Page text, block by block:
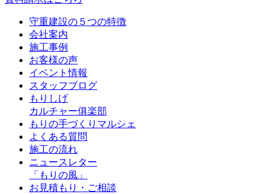
守重建設の５つの特徴
会社案内
施工事例
お客様の声
イベント情報
スタッフブログ
もりしげ
カルチャー俱楽部
もりの手づくりマルシェ
よくある質問
施工の流れ
ニュースレター
「もりの風」
お見積もり・ご相談